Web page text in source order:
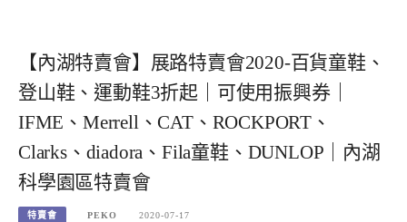
【內湖特賣會】展路特賣會2020-百貨童鞋、
登山鞋、運動鞋3折起｜可使用振興券｜
IFME、Merrell、CAT、ROCKPORT、
Clarks、diadora、Fila童鞋、DUNLOP｜內湖
科學園區特賣會
特賣會 PEKO 2020-07-17